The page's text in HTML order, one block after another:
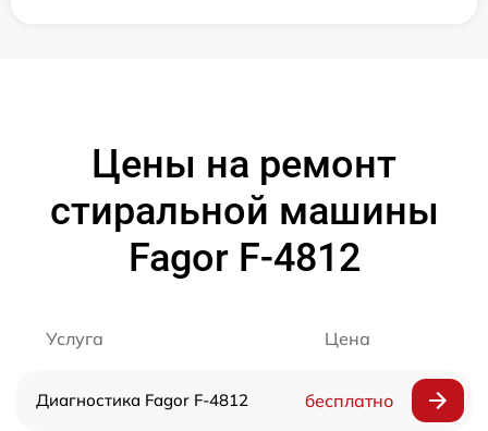
Цены на ремонт
стиральной машины
Fagor F-4812
Услуга Цена
Диагностика Fagor F-4812 бесплатно